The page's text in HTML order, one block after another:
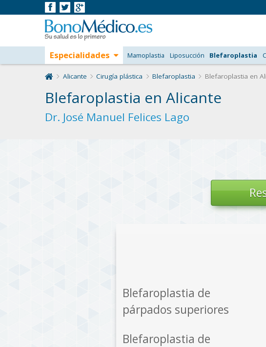
Alicante Cirugía plástica Blefaroplastia Blefaroplastia en
Blefaroplastia en Alicante
Dr. José Manuel Felices Lago
Blefaroplastia de
párpados superiores
Blefaroplastia de
Especialidades Mamoplastia Liposucción Blefaroplastia